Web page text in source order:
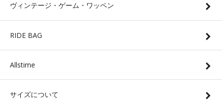
ヴィンテージ・ゲーム・ワッペン
RIDE BAG
Allstime
サイズについて